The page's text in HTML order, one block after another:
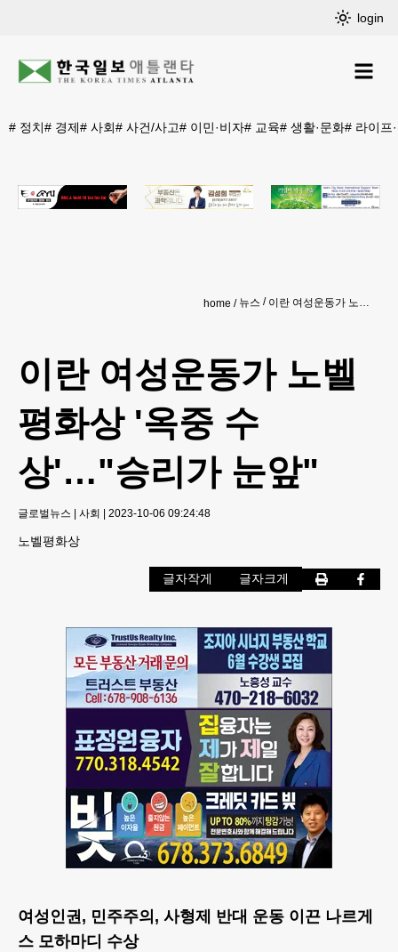
login
# 정치# 경제# 사회# 사건/사고# 이민·비자# 교육# 생활·문화# 라이프
home 뉴스 이란 여성운동가 노벨평화상 '옥중 수상'…"승리가 눈앞"
이란 여성운동가 노벨
평화상 '옥중 수
상'…"승리가 눈앞"
글로벌뉴스 | 사회 | 2023-10-06 09:24:48
노벨평화상
글자작게 글자크게
여성인권, 민주주의, 사형제 반대 운동 이끈 나르게
스 모하마디 수상